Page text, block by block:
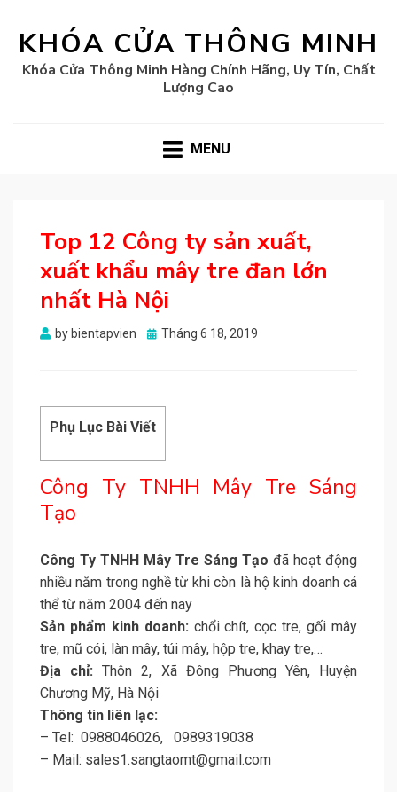
KHÓA CỬA THÔNG MINH
Khóa Cửa Thông Minh Hàng Chính Hãng, Uy Tín, Chất
Lượng Cao
MENU
Top 12 Công ty sản xuất,
xuất khẩu mây tre đan lớn
nhất Hà Nội
by bientapvien
Posted
Tháng 6 18, 2019
Phụ Lục Bài Viết
Công Ty TNHH Mây Tre Sáng
Tạo
Công Ty TNHH Mây Tre Sáng Tạo đã hoạt động
nhiều năm trong nghề từ khi còn là hộ kinh doanh cá
thể từ năm 2004 đến nay
Sản phẩm kinh doanh: chổi chít, cọc tre, gối mây
tre, mũ cói, làn mây, túi mây, hộp tre, khay tre,…
Địa chỉ:Thôn 2, Xã Đông Phương Yên, Huyện
Chương Mỹ, Hà Nội
Thông tin liên lạc:
– Tel: 0988046026, 0989319038
– Mail: sales1.sangtaomt@gmail.com